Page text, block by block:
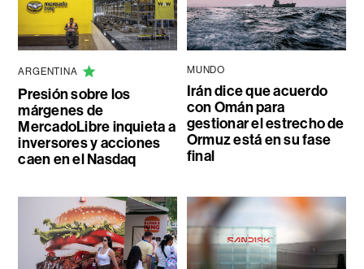
ARGENTINA
Presión sobre los
márgenes de
MercadoLibre inquieta a
inversores y acciones
caen en el Nasdaq
MUNDO
Irán dice que acuerdo
con Omán para
gestionar el estrecho de
Ormuz está en su fase
final